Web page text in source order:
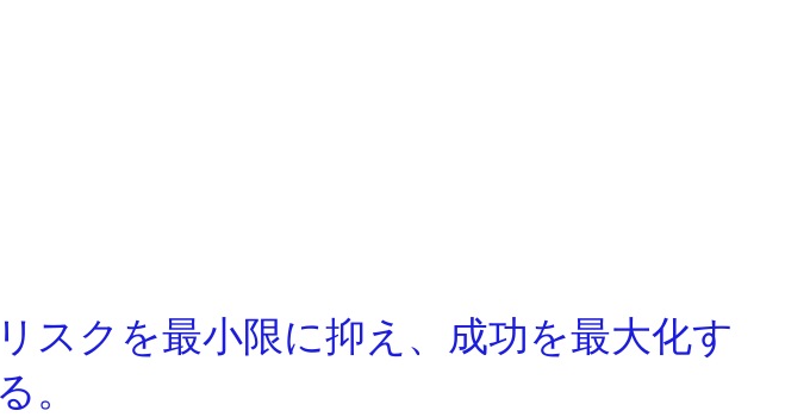
リスクを最小限に抑え、成功を最大化す
る。